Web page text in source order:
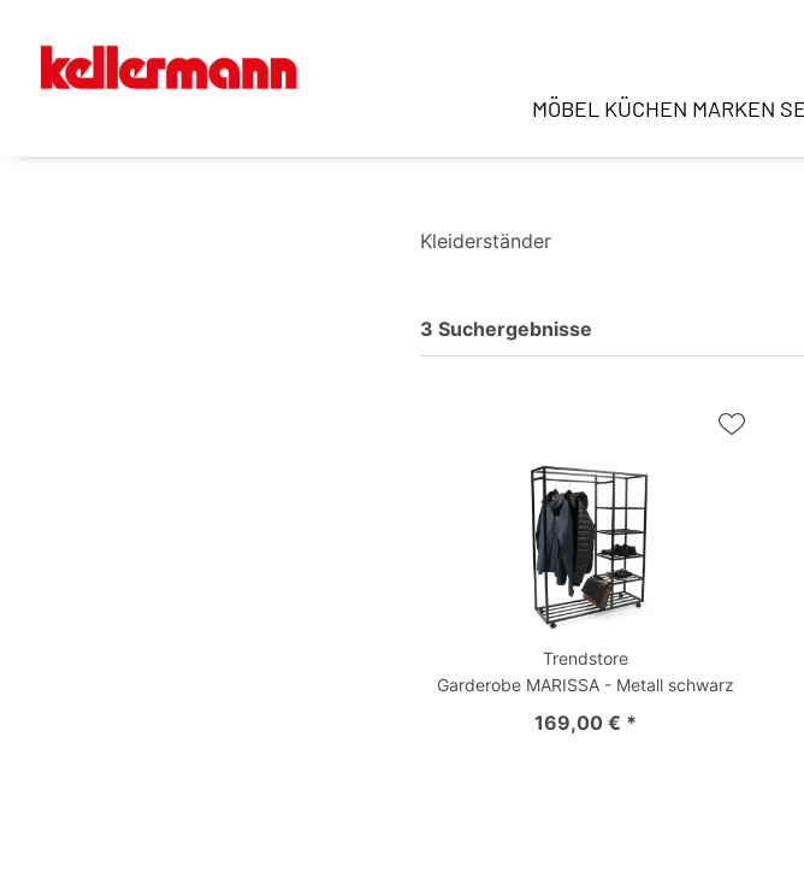
MÖBEL KÜCHEN MARKEN
Kleiderständer
3 Suchergebnisse
Trendstore
Garderobe MARISSA - Metall schwarz
169,00 € *